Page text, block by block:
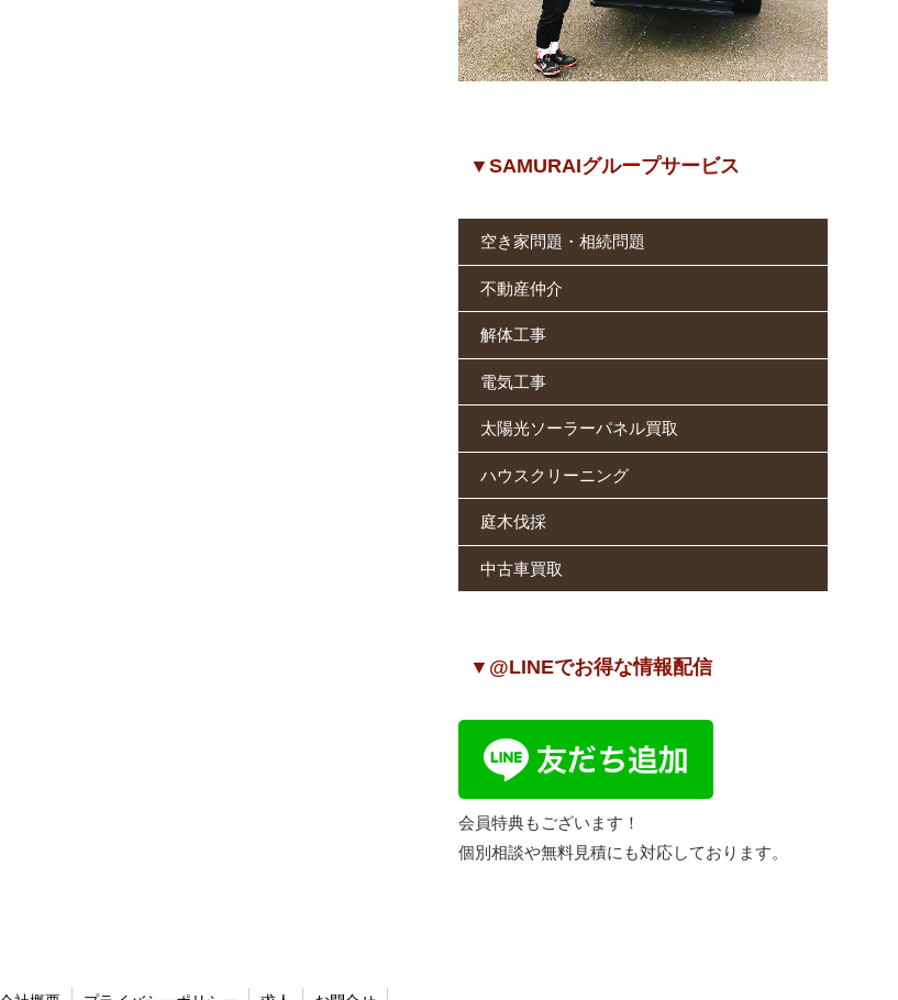
▼SAMURAIグループサービス
空き家問題・相続問題
不動産仲介
解体工事
電気工事
太陽光ソーラーパネル買取
ハウスクリーニング
庭木伐採
中古車買取
▼@LINEでお得な情報配信
会員特典もございます！
個別相談や無料見積にも対応しております。